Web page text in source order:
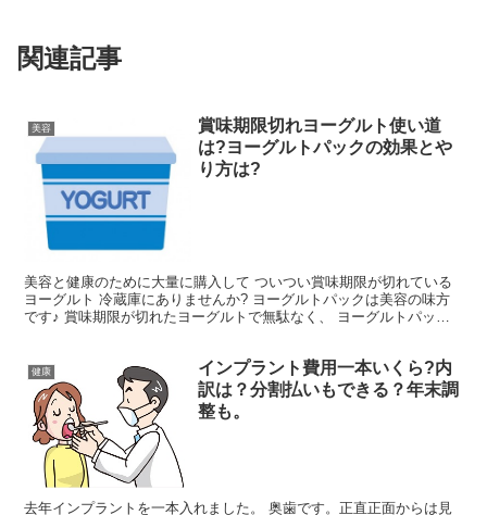
関連記事
美容
賞味期限切れヨーグルト使い道
は?ヨーグルトパックの効果とや
り方は?
美容と健康のために大量に購入して ついつい賞味期限が切れている
ヨーグルト 冷蔵庫にありませんか? ヨーグルトパックは美容の味方
です♪ 賞味期限が切れたヨーグルトで無駄なく、 ヨーグルトパック
健康
インプラント費用一本いくら?内
訳は？分割払いもできる？年末調
整も。
去年インプラントを一本入れました。 奥歯です。正直正面からは見